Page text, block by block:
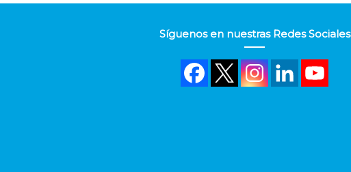
Síguenos en nuestras Redes Sociales